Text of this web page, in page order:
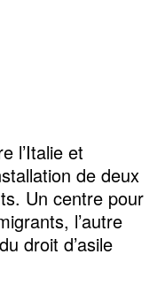
l’Italie et
de deux
Un centre pour
l’autre
droit d’asile